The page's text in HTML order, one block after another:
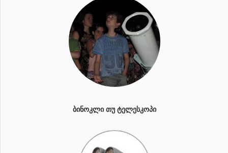
ᲑᲘᲜᲝᲙᲚᲘ ᲗᲣ ᲢᲔᲚᲔᲡᲙᲝᲞᲘ